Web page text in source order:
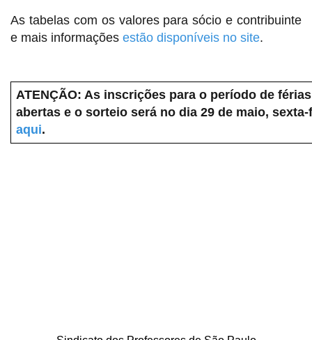
As tabelas com os valores para sócio e contribuinte
e mais informações estão disponíveis no site.
ATENÇÃO: As inscrições para o período de
abertas e o sorteio será no dia 29 de maio,
aqui.